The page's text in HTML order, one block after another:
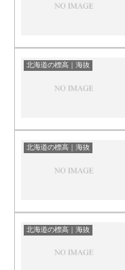
北海道の標高｜海抜
北海道の標高｜海抜
北海道の標高｜海抜